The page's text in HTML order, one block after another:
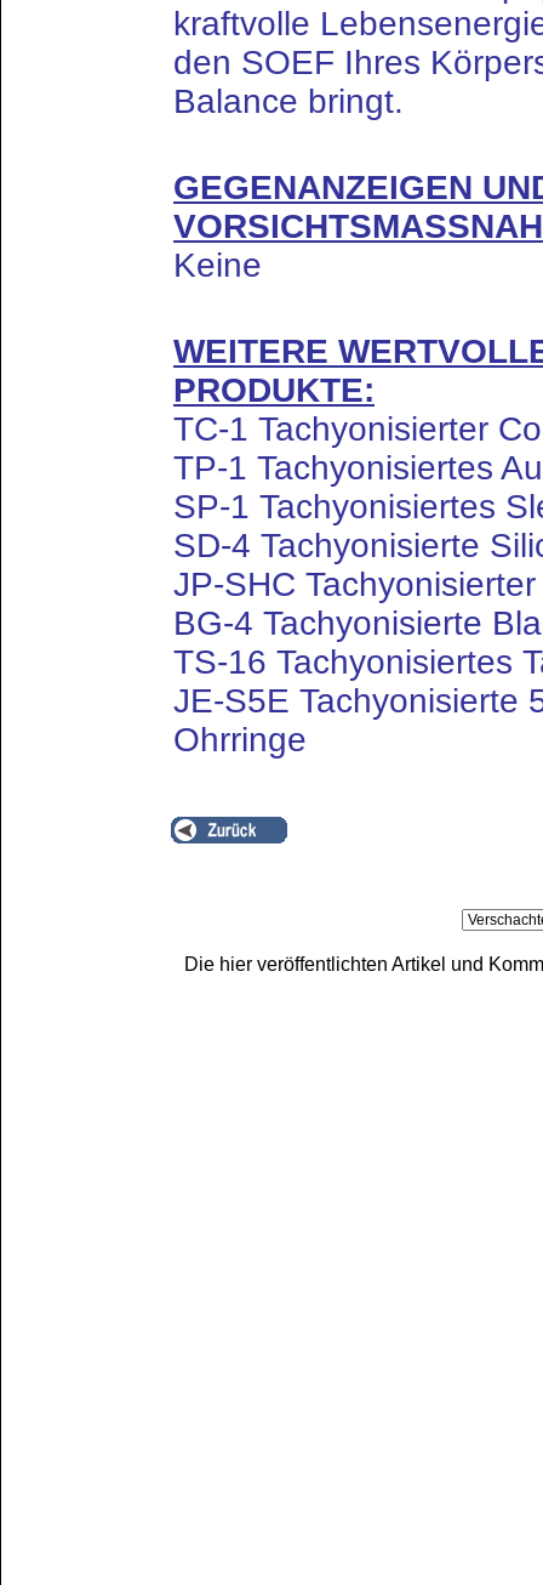
kraftvolle
den SOEF Ihres
Balance bringt.
GEGENANZEIGEN
Keine
WEITERE
PRODUKTE:
TC-1 Tachyonisierter
TP-1 Tachyonisiertes
SP-1 Tachyonisiertes
SD-4 Tachyonisierte
JP-SHC
BG-4 Tachyonisierte
TS-16 Tachyonisiertes
JE-S5E Tachyonisierte
Ohrringe
Die hier veröffentlichten Artikel und